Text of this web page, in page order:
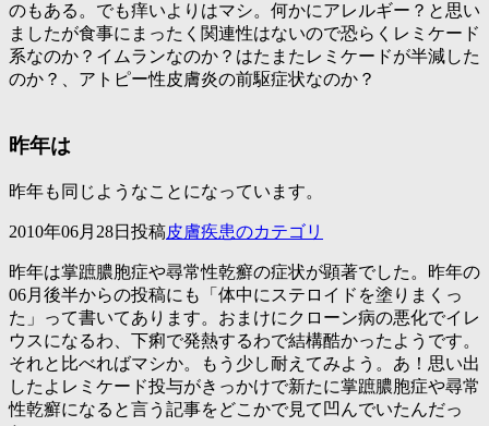
のもある。でも痒いよりはマシ。何かにアレルギー？と思い
ましたが食事にまったく関連性はないので恐らくレミケード
系なのか？イムランなのか？はたまたレミケードが半減した
のか？、アトピー性皮膚炎の前駆症状なのか？
昨年は
昨年も同じようなことになっています。
2010年06月28日投稿皮膚疾患のカテゴリ
昨年は掌蹠膿胞症や尋常性乾癬の症状が顕著でした。昨年の
06月後半からの投稿にも「体中にステロイドを塗りまくっ
た」って書いてあります。おまけにクローン病の悪化でイレ
ウスになるわ、下痢で発熱するわで結構酷かったようです。
それと比べればマシか。もう少し耐えてみよう。あ！思い出
したよレミケード投与がきっかけで新たに掌蹠膿胞症や尋常
性乾癬になると言う記事をどこかで見て凹んでいたんだっ